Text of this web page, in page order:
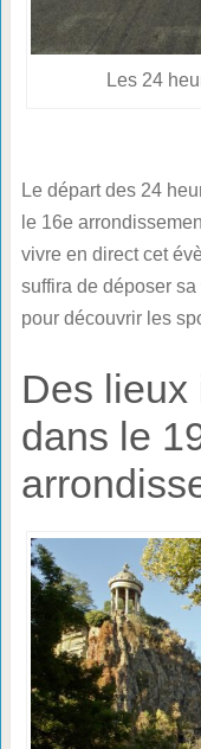
Les 24
Le départ des 24
le 16e
vivre en direct cet
suffira de déposer
pour découvrir les
Des lieux
dans le